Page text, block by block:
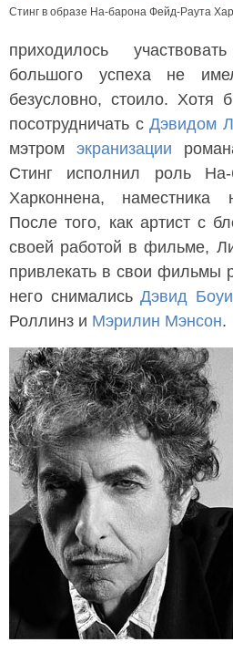
Стинг в образе На-барона Фейд-Раута
приходилось
большого успеха не
безусловно, стоило. Хотя
посотрудничать сДэвидом
мэтром экранизации
Стинг исполнил роль На-
Харконнена,
После того, как артист с
своей работой в фильме,
привлекать в свои фильмы
него снималисьДэвид Боуи
Роллинз и Мэрилин Мэнсон.